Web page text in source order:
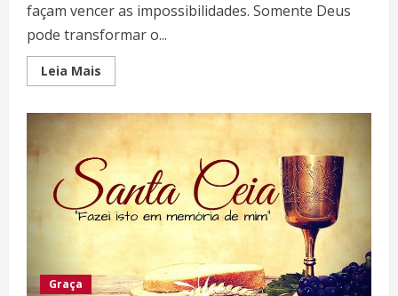
façam vencer as impossibilidades. Somente Deus
pode transformar o...
Leia Mais
more
AS
IMPOSSIBILIDADES
Graça